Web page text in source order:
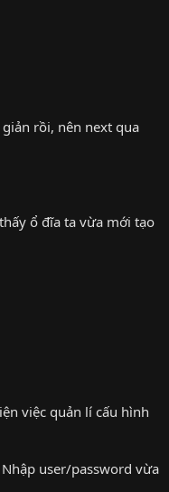
rồi, nên next qua
ổ đĩa ta vừa mới tạo
việc quản lí cấu hình
user/password vừa